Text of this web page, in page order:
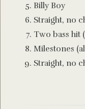
Billy Boy
Straight, no
Two bass hit
Milestones
Straight, no